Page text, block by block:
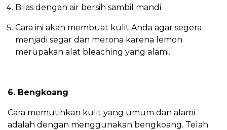
Bilas dengan air bersih sambil mandi
Cara ini akan membuat kulit Anda agar segera
menjadi segar dan merona karena lemon
merupakan alat bleaching yang alami.
6. Bengkoang
Cara memutihkan kulit yang umum dan alami
adalah dengan menggunakan bengkoang. Telah